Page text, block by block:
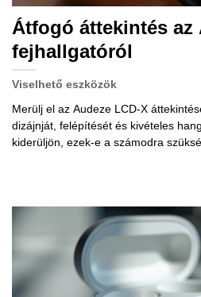
Átfogó áttekintés az
fejhallgatóról
Viselhető eszközök
Merülj el az Audeze LCD-X
dizájnját, felépítését és kivételes
kiderüljön, ezek-e a számodra